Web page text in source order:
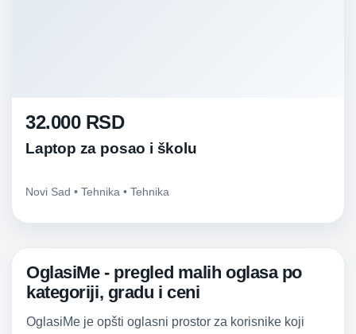
32.000 RSD
Laptop za posao i školu
Novi Sad • Tehnika • Tehnika
OglasiMe - pregled malih oglasa po
kategoriji, gradu i ceni
OglasiMe je opšti oglasni prostor za korisnike koji